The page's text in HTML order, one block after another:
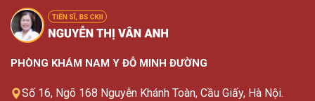
PHÒNG KHÁM NAM Y ĐỖ MINH ĐƯỜNG
Số 16, Ngõ 168 Nguyễn Khánh Toàn, Cầu Giấy, Hà Nội.